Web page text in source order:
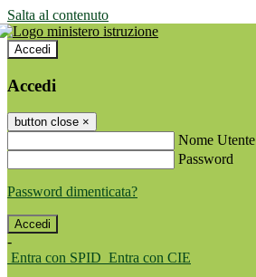
Salta al contenuto
Accedi
Accedi
button close ×
Nome Utente
Password
Password dimenticata?
-
Entra con SPID Entra con CIE